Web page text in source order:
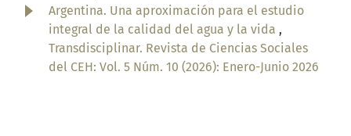
Argentina. Una aproximación para el estudio
integral de la calidad del agua y la vida ,
Transdisciplinar. Revista de Ciencias Sociales
del CEH: Vol. 5 Núm. 10 (2026): Enero-Junio 2026